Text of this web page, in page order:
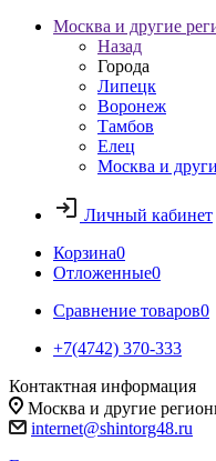
Москва и другие
Назад
Города
Липецк
Воронеж
Тамбов
Елец
Москва и
Личный кабинет
Корзина0
Отложенные0
Сравнение товаров0
+7(4742) 370-333
Контактная информация
Москва и другие
internet@shintorg48.ru